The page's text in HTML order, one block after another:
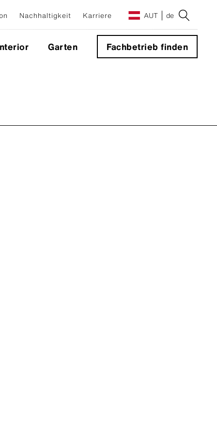
Nachhaltigkeit Karriere AUT de
Garten Fachbetrieb finden